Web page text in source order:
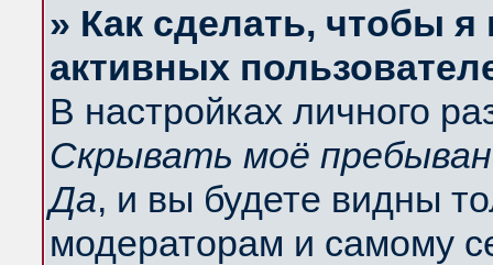
» Как сделать, чтобы
активных
В настройках личного
Скрывать моё
Да, и вы будете видны
модераторам и самому